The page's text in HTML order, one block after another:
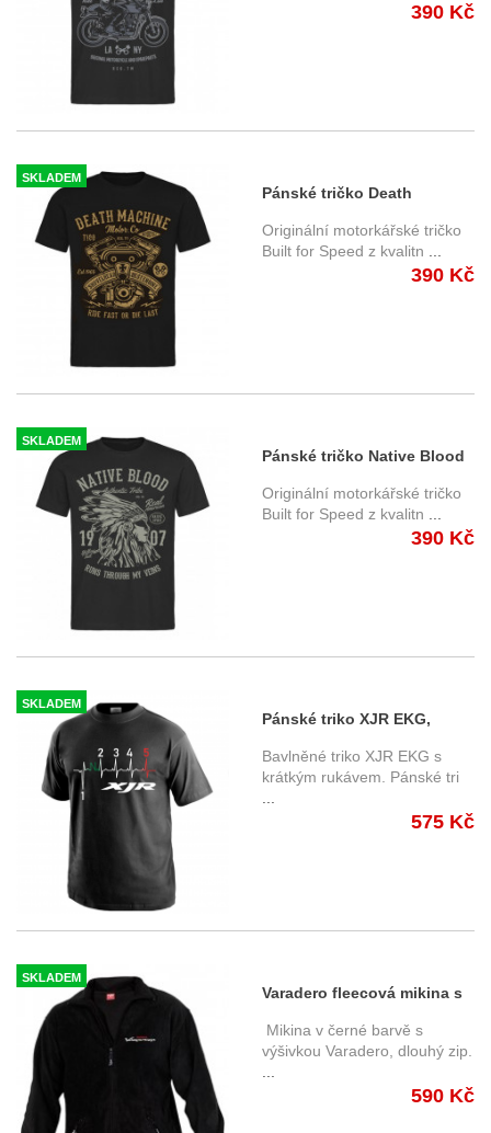
390 Kč
SKLADEM
Pánské tričko Death
Machine Shovelhead černé
Originální motorkářské tričko
Built for Speed z kvalitn
390 Kč
SKLADEM
Pánské tričko Native Blood
černé
Originální motorkářské tričko
Built for Speed z kvalitn
390 Kč
SKLADEM
Pánské triko XJR EKG,
krátký rukáv, černé
Bavlněné triko XJR EKG s
krátkým rukávem. Pánské tri
575 Kč
SKLADEM
Varadero fleecová mikina s
výšivkou, dlouhý zip
Mikina v černé barvě s
výšivkou Varadero, dlouhý zip.
590 Kč